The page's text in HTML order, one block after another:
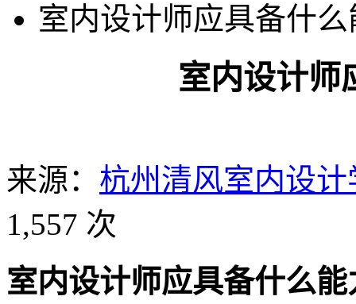
室内设计师应具备什
室内设计师
来源： 杭州清风室内设计
1,557 次
室内设计师应具备什么能